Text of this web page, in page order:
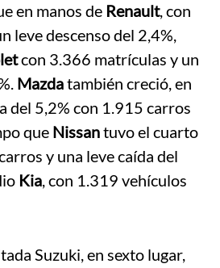
en manos de Renault, con
leve descenso del 2,4%,
con 3.366 matrículas y un
Mazdatambién creció, en
del 5,2% con 1.915 carros
que Nissantuvo el cuarto
y una leve caída del
Kia, con 1.319 vehículos
Suzuki, en sexto lugar,